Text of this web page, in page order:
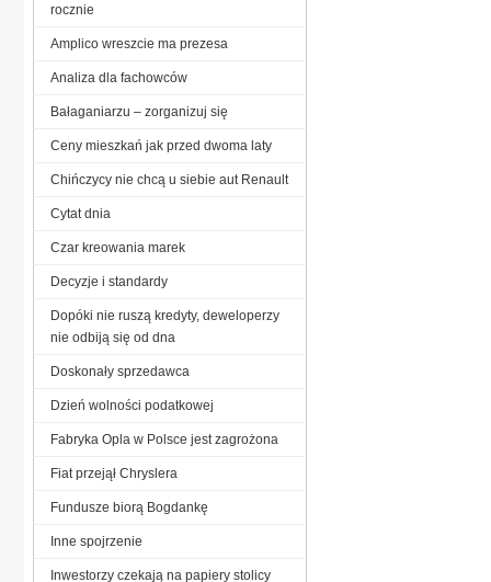
rocznie
Amplico wreszcie ma prezesa
Analiza dla fachowców
Bałaganiarzu – zorganizuj się
Ceny mieszkań jak przed dwoma laty
Chińczycy nie chcą u siebie aut Renault
Cytat dnia
Czar kreowania marek
Decyzje i standardy
Dopóki nie ruszą kredyty, deweloperzy
nie odbiją się od dna
Doskonały sprzedawca
Dzień wolności podatkowej
Fabryka Opla w Polsce jest zagrożona
Fiat przejął Chryslera
Fundusze biorą Bogdankę
Inne spojrzenie
Inwestorzy czekają na papiery stolicy